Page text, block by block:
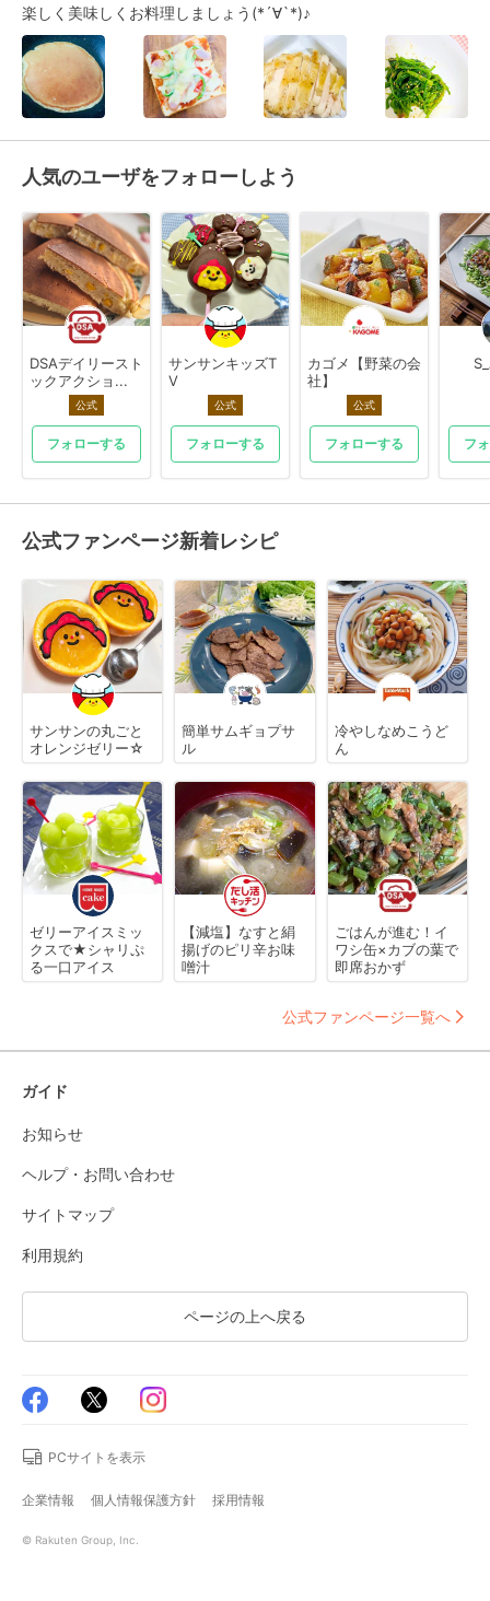
楽しく美味しくお料理しましょう(*´∀︎`*)♪︎
人気のユーザをフォローしよう
DSAデイリースト
ックアクショ...
公式
フォローする
サンサンキッズT
V
公式
フォローする
カゴメ【野菜の会
社】
公式
フォローする フ
公式ファンページ新着レシピ
サンサンの丸ごと
オレンジゼリー☆
簡単サムギョプサ
ル
冷やしなめこうど
ん
ゼリーアイスミッ
クスで★シャリぷ
る一口アイス
【減塩】なすと絹
揚げのピリ辛お味
噌汁
ごはんが進む！イ
ワシ缶×カブの葉で
即席おかず
公式ファンページ一覧へ
ガイド
お知らせ
ヘルプ・お問い合わせ
サイトマップ
利用規約
ページの上へ戻る
PCサイトを表示
企業情報 個人情報保護方針 採用情報
© Rakuten Group, Inc.